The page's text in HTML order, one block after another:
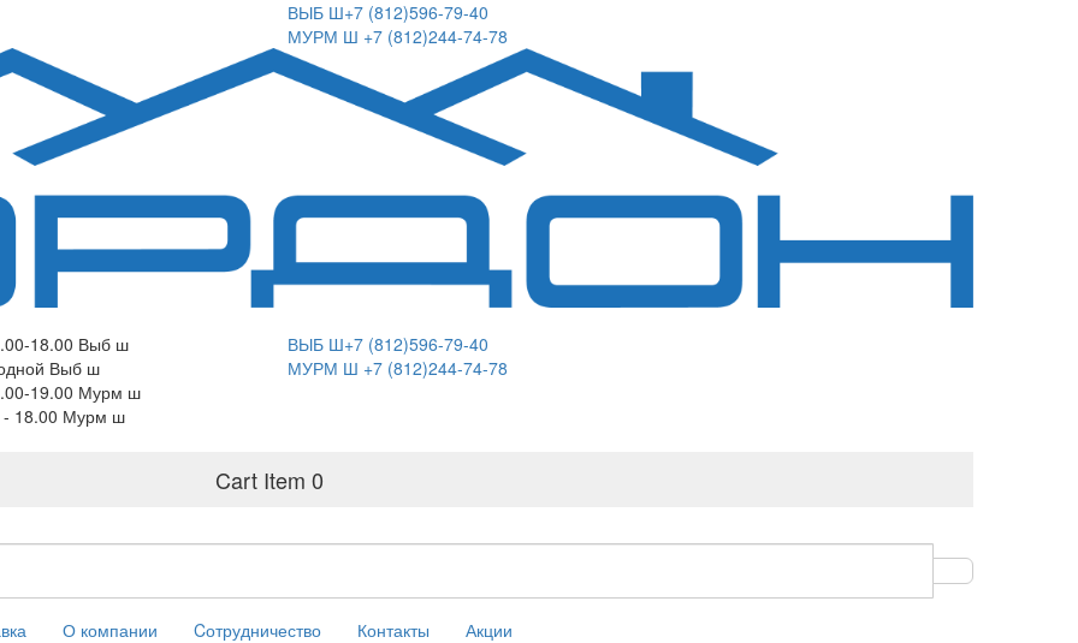
ВЫБ Ш+7 (812)596-79-40
МУРМ Ш +7 (812)244-74-78
18.00 Выб ш
Выб ш
19.00 Мурм ш
- 18.00 Мурм ш
ВЫБ Ш+7 (812)596-79-40
МУРМ Ш +7 (812)244-74-78
Cart Item 0
О компании Cотрудничество Контакты Акции